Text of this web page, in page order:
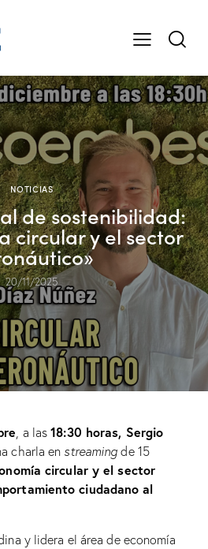
NOTICIAS
de sostenibilidad:
circular y el sector
20/11/2025
, a las18:30 horas, Sergio
charla en streaming de 15
circular y el sector
ciudadano al
y lidera el área de economía